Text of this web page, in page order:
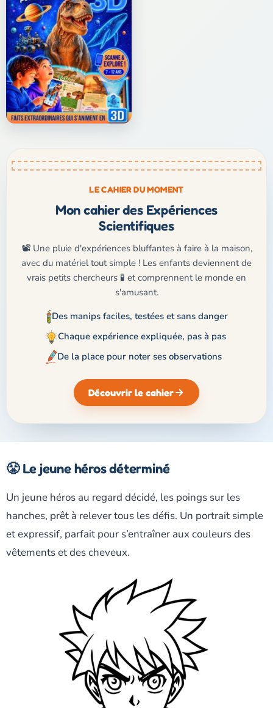
LE CAHIER DU MOMENT
Mon cahier des Expériences
Scientifiques
📽️ Une pluie d'expériences bluffantes à faire à la maison,
avec du matériel tout simple ! Les enfants deviennent de
vrais petits chercheurs 🧪 et comprennent le monde en
s'amusant.
Des manips faciles, testées et sans danger
Chaque expérience expliquée, pas à pas
De la place pour noter ses observations
Découvrir le cahier
😤 Le jeune héros déterminé
Un jeune héros au regard décidé, les poings sur les
hanches, prêt à relever tous les défis. Un portrait simple
et expressif, parfait pour s’entraîner aux couleurs des
vêtements et des cheveux.